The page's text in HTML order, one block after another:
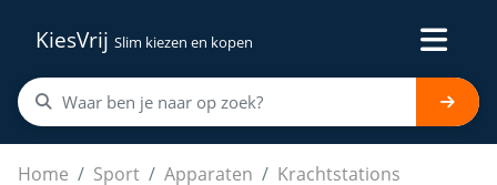
KiesVrij Slim kiezen en kopen
Home Sport Apparaten Krachtstations
Tunturi SM90 Krachtstation - Fitness homegym -